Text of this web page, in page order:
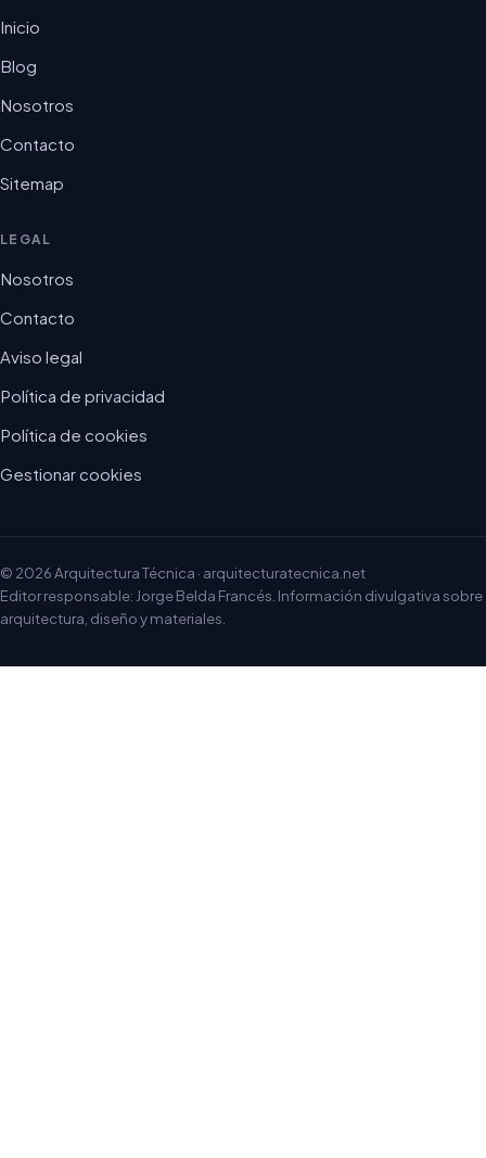
Inicio
Blog
Nosotros
Contacto
Sitemap
LEGAL
Nosotros
Contacto
Aviso legal
Política de privacidad
Política de cookies
Gestionar cookies
© 2026 Arquitectura Técnica · arquitecturatecnica.net
Editor responsable: Jorge Belda Francés. Información divulgativa sobre
arquitectura, diseño y materiales.